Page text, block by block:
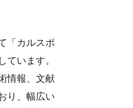
「カルスポ
ています。
情報、文献
り、幅広い